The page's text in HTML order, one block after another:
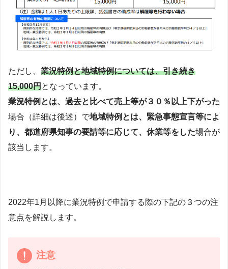
ただし、 業況特例と地域特例については、引き続き
15,000円となっています。
業況特例とは、過去と比べて売上等が３０％以上下がった
場合（詳細は後述）で地域特例とは、緊急事態宣言等によ
り、都道府県知事の要請等に応じて、休業等をした場合が
該当します。
2022年1月以降に業況特例で申請する際の下記の３つの注
意点を解説します。
注意